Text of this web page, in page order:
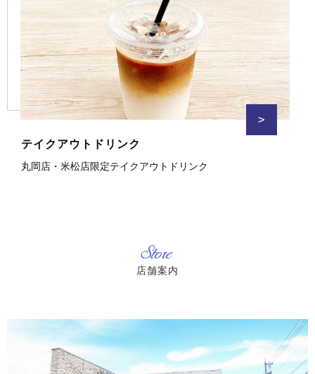
>
テイクアウトドリンク
丸岡店・米松店限定テイクアウトドリンク
Store
店舗案内